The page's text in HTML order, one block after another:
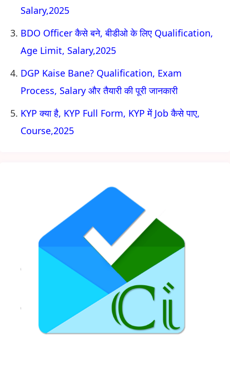
Salary,2025
BDO Officer कैसे बने, बीडीओ के लिए Qualification,
Age Limit, Salary,2025
DGP Kaise Bane? Qualification, Exam
Process, Salary और तैयारी की पूरी जानकारी
KYP क्या है, KYP Full Form, KYP में Job कैसे पाए,
Course,2025